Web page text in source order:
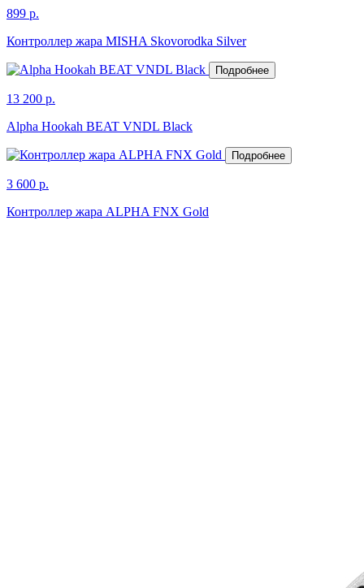
899 р.
Контроллер жара MISHA Skovorodka Silver
Подробнее
13 200 р.
Alpha Hookah BEAT VNDL Black
Подробнее
3 600 р.
Контроллер жара ALPHA FNX Gold